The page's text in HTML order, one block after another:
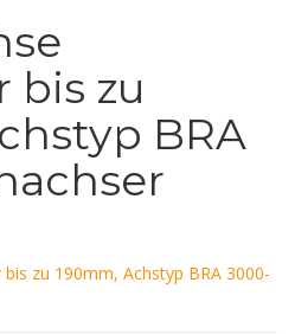
bis zu
BRA
zu 190mm, Achstyp BRA 3000-